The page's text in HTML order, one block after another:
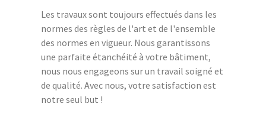
Les travaux sont toujours effectués dans les
normes des règles de l'art et de l'ensemble
des normes en vigueur. Nous garantissons
une parfaite étanchéité à votre bâtiment,
nous nous engageons sur un travail soigné et
de qualité. Avec nous, votre satisfaction est
notre seul but !